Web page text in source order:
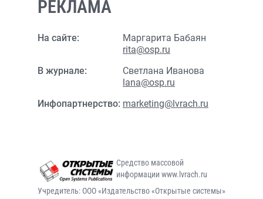
РЕКЛАМА
На сайте:
Маргарита Бабаян
rita@osp.ru
В журнале:
Светлана Иванова
lana@osp.ru
Инфопартнерство: marketing@lvrach.ru
Средство массовой
информации www.lvrach.ru
Учредитель: ООО «Издательство «Открытые системы»